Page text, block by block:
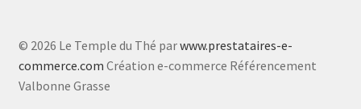
© 2026 Le Temple du Thé parwww.prestataires-e-
commerce.com Création e-commerce Référencement
Valbonne Grasse